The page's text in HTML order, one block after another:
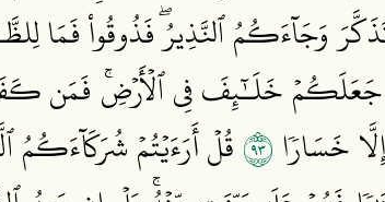
وَجَآءَكُمُ ٱلنَّذِيرُۖ فَذُوقُواْ فَمَا
خَلَـٰٓئِفَ فِي ٱلۡأَرۡضِۚ فَمَن
خَسَارٗا٣٩قُلۡ أَرَءَيۡتُمۡ شُرَكَآءَكُمُ